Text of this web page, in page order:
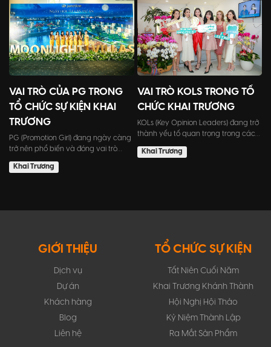
VAI TRÒ CỦA PG TRONG
TỔ CHỨC SỰ KIỆN KHAI
TRƯƠNG
PG (Promotion Girl) đang ngày càng
trở nên phổ biến và đóng vai trò
không thể thiếu trong...
Khai Trương
VAI TRÒ KOLS TRONG TỔ
CHỨC KHAI TRƯƠNG
KOLs (Key Opinion Leaders) đang trở
thành yếu tố quan trọng trong các
sự kiện khai trương....
Khai Trương
GIỚI THIỆU
Dịch vụ
Dự án
Khách hàng
Blog
Liên hệ
TỔ CHỨC SỰ KIỆN
Tất Niên Cuối Năm
Khai Trương Khánh Thành
Hội Nghị Hội Thảo
Kỷ Niệm Thành Lập
Ra Mắt Sản Phẩm